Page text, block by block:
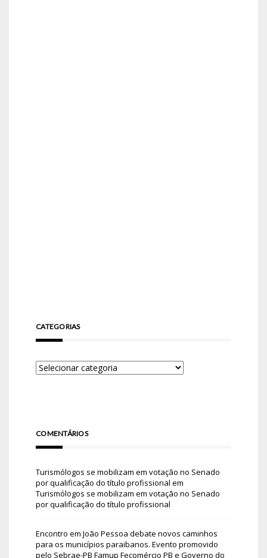
CATEGORIAS
COMENTÁRIOS
Turismólogos se mobilizam em votação no Senado
por qualificação do título profissional em
Turismólogos se mobilizam em votação no Senado
por qualificação do título profissional
Encontro em João Pessoa debate novos caminhos
para os municípios paraibanos. Evento promovido
pelo Sebrae-PB Famup Fecomércio PB e Governo do